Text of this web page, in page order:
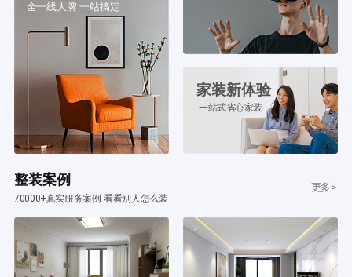
全一线大牌 一站搞定
家装新体验
一站式省心家装
整装案例
70000+真实服务案例 看看别人怎么装
更多>